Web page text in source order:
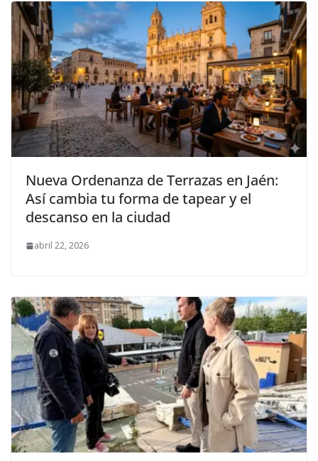
Nueva Ordenanza de Terrazas en Jaén:
Así cambia tu forma de tapear y el
descanso en la ciudad
abril 22, 2026